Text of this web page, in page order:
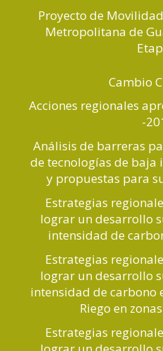
Proyecto de
Metropolitana de
Cambio
Acciones regionales
-
Análisis de barreras
de tecnologías de baja
y propuestas para
Estrategias
lograr un desarrollo
intensidad de
Estrategias
lograr un desarrollo
intensidad de carbono
Riego en
Estrategias